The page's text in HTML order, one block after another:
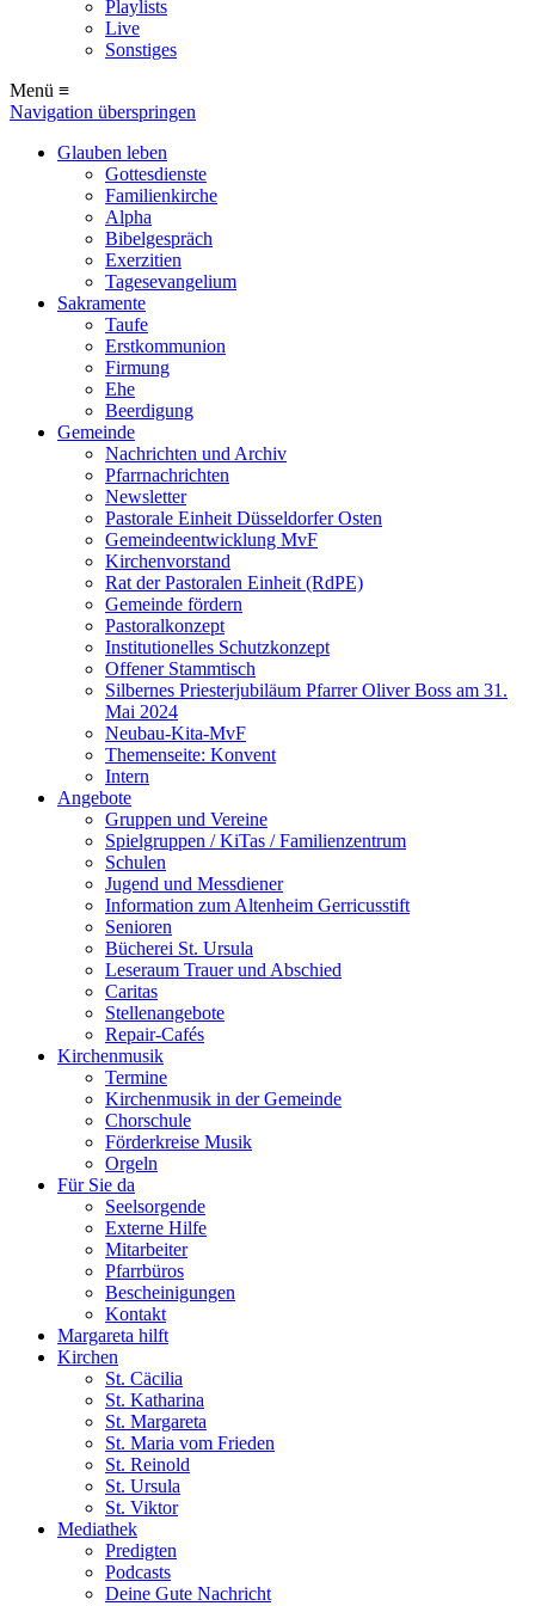
Playlists
Live
Sonstiges
Menü ≡
Navigation überspringen
Glauben leben
Gottesdienste
Familienkirche
Alpha
Bibelgespräch
Exerzitien
Tagesevangelium
Sakramente
Taufe
Erstkommunion
Firmung
Ehe
Beerdigung
Gemeinde
Nachrichten und Archiv
Pfarrnachrichten
Newsletter
Pastorale Einheit Düsseldorfer Osten
Gemeindeentwicklung MvF
Kirchenvorstand
Rat der Pastoralen Einheit (RdPE)
Gemeinde fördern
Pastoralkonzept
Institutionelles Schutzkonzept
Offener Stammtisch
Silbernes Priesterjubiläum Pfarrer Oliver Boss am 31.
Mai 2024
Neubau-Kita-MvF
Themenseite: Konvent
Intern
Angebote
Gruppen und Vereine
Spielgruppen / KiTas / Familienzentrum
Schulen
Jugend und Messdiener
Information zum Altenheim Gerricusstift
Senioren
Bücherei St. Ursula
Leseraum Trauer und Abschied
Caritas
Stellenangebote
Repair-Cafés
Kirchenmusik
Termine
Kirchenmusik in der Gemeinde
Chorschule
Förderkreise Musik
Orgeln
Für Sie da
Seelsorgende
Externe Hilfe
Mitarbeiter
Pfarrbüros
Bescheinigungen
Kontakt
Margareta hilft
Kirchen
St. Cäcilia
St. Katharina
St. Margareta
St. Maria vom Frieden
St. Reinold
St. Ursula
St. Viktor
Mediathek
Predigten
Podcasts
Deine Gute Nachricht